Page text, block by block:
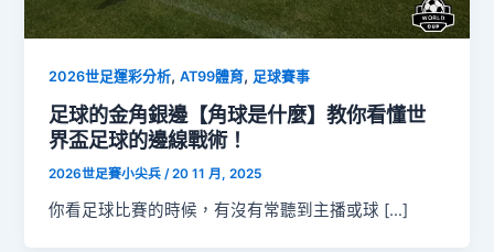
2026世足運彩分析,AT99體育, 足球賽事
足球的金角銀邊【角球是什麼】教你看懂世
界盃足球的邊線戰術！
2026世足賽小尖兵/20 11 月, 2025
你看足球比賽的時候，有沒有常聽到主播或球 […]